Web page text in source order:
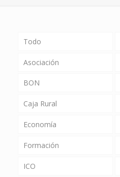
Todo
Asociación
BON
Caja Rural
Economía
Formación
ICO